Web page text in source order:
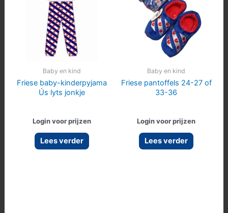
Baby en kind
Friese baby-kinderpyjama
Ús lyts jonkje
Login voor prijzen
Lees verder
Baby en kind
Friese pantoffels 24-27 of
33-36
Login voor prijzen
Lees verder